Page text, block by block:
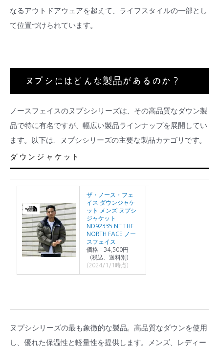
なるアウトドアウェアを超えて、ライフスタイルの一部とし
て位置づけられています。
ヌプシにはどんな製品があるのか？
ノースフェイスのヌプシシリーズは、その高品質なダウン製
品で特に有名ですが、幅広い製品ラインナップを展開してい
ます。以下は、ヌプシシリーズの主要な製品カテゴリです。
ダウンジャケット
ザ・ノース・フェ
イス ダウンジャケ
ット メンズ ヌプシ
ジャケット
ND92335 NT THE
NORTH FACE ノー
スフェイス
価格：34,500円
（税込、送料別)
(2024/1/1時点)
ヌプシシリーズの最も象徴的な製品。高品質なダウンを使用
し、優れた保温性と軽量性を提供します。メンズ、レディー